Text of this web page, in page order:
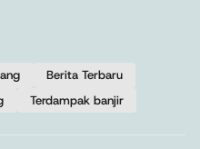
Berita Terbaru
Terdampak banjir